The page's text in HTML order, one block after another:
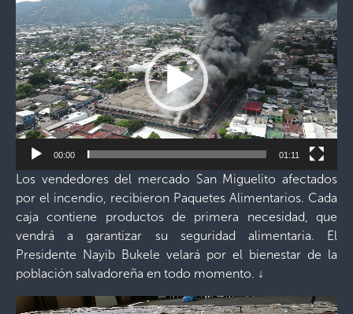
de
vídeo
00:00 01:11
Los vendedores del mercado San Miguelito afectados
por el incendio, recibieron Paquetes Alimentarios. Cada
caja contiene productos de primera necesidad, que
vendrá a garantizar su seguridad alimentaria. El
Presidente Nayib Bukele velará por el bienestar de la
población salvadoreña en todo momento. ↓
Reproductor